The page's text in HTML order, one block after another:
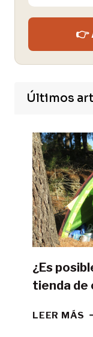
👉
Últimos
¿Es
tienda de
LEER MÁS